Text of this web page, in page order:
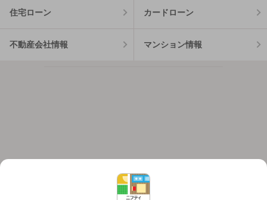
住宅ローン カードローン
不動産会社情報 マンション情報